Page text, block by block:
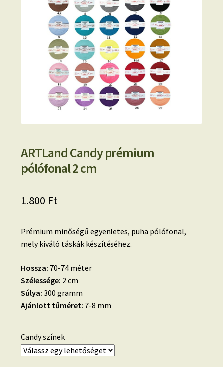
ARTLand Candy prémium
pólófonal 2 cm
1.800 Ft
Prémium minőségű egyenletes, puha pólófonal,
mely kiváló táskák készítéséhez.
Hossza: 70-74 méter
Szélessége: 2 cm
Súlya: 300 gramm
Ajánlott tűméret: 7-8 mm
Candy színek